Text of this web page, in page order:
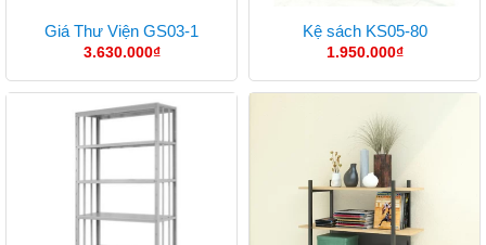
Giá Thư Viện GS03-1
3.630.000₫
Kệ sách KS05-80
1.950.000₫